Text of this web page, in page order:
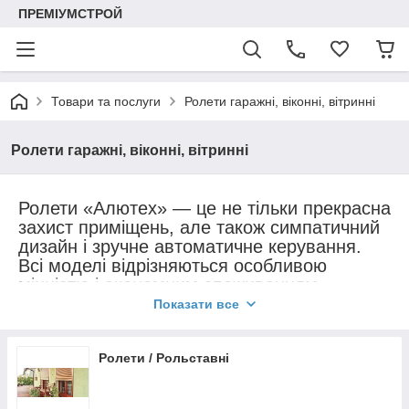
ПРЕМІУМСТРОЙ
Товари та послуги Ролети гаражні, віконні, вітринні
Ролети гаражні, віконні, вітринні
Ролети «Алютех» — це не тільки прекрасна
захист приміщень, але також симпатичний
дизайн і зручне автоматичне керування.
Всі моделі відрізняються особливою
міцністю і економним споживанням
енергоресурсів. Серед представленого
Prestige — підвищена комфортність
Ці ролети надійно захищають від зломів і
Показати все
Ролети / Рольставні